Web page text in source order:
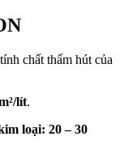
chất thấm hút của
lít.
loại: 20 – 30